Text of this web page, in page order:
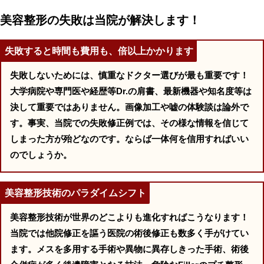
美容整形の失敗は当院が解決します！
失敗すると時間も費用も、倍以上かかります
失敗しないためには、慎重なドクター選びが最も重要です！
大学病院や専門医や経歴等Dr.の肩書、最新機器や知名度等は
決して重要ではありません。画像加工や嘘の体験談は論外で
す。事実、当院での失敗修正例では、その様な情報を信じて
しまった方が殆どなのです。ならば一体何を信用すればいい
のでしょうか。
美容整形技術のパラダイムシフト
美容整形技術が世界のどこよりも進化すればこうなります！
当院では他院修正を謳う医院の術後修正も数多く手がけてい
ます。メスを多用する手術や異物に異存しきった手術、術後